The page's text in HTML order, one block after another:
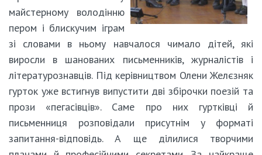
майстерному володінню
пером і блискучим іграм
зі словами в ньому навчалося чимало дітей, які
виросли в шанованих письменників, журналістів і
літературознавців. Під керівництвом Олени Желєзняк
гурток уже встигнув випустити дві збірочки поезій та
прози «пегасівців». Саме про них гуртківці й
письменниця розповідали присутнім у форматі
запитання-відповідь. А ще ділилися творчими